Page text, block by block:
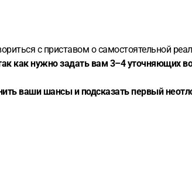
с приставом о самостоятельной
как нужно задать вам 3–4 уточняющих
ваши шансы и подсказать первый